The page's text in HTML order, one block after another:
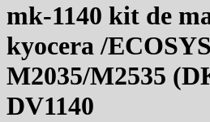
mk-1140 kit de
kyocera /ECOSYS
M2035/M2535
DV1140